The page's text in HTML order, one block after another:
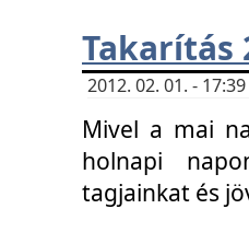
Takarítás
2012. 02. 01. -
Mivel a mai
holnapi
tagjainkat és